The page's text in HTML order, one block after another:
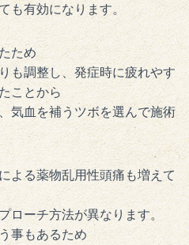
も有効になります。
ため
も調整し、発症時に疲れやす
ことから
気血を補うツボを選んで施術
よる薬物乱用性頭痛も増えて
ローチ方法が異なります。
事もあるため